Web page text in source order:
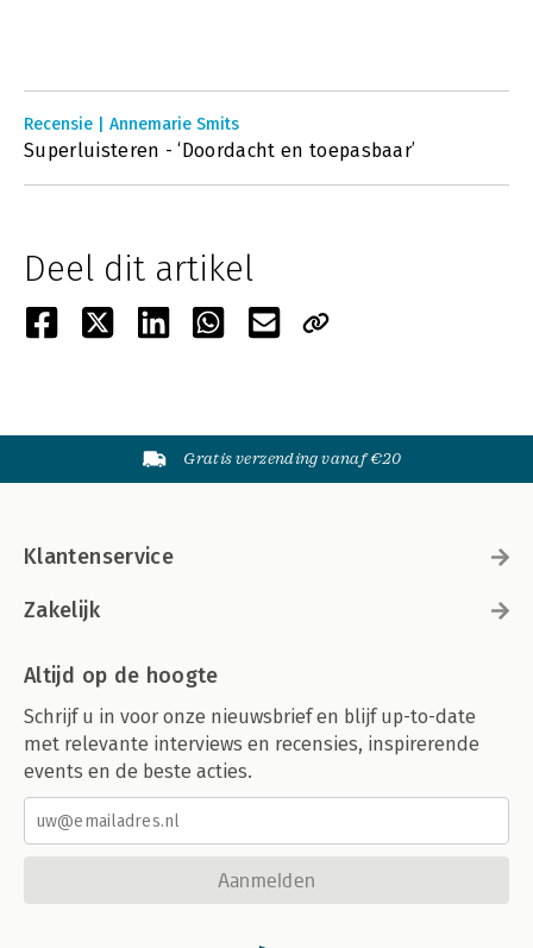
Recensie | Annemarie Smits
Superluisteren - ‘Doordacht en toepasbaar’
Deel dit artikel
Gratis verzending vanaf €20
Klantenservice
Zakelijk
Altijd op de hoogte
Schrijf u in voor onze nieuwsbrief en blijf up-to-date
met relevante interviews en recensies, inspirerende
events en de beste acties.
Aanmelden